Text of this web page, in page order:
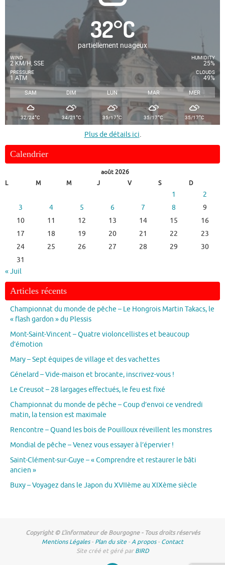
32°C
partiellement nuageux
WIND
2 KM/H, SSE
PRESSURE
1 ATM
HUMIDITY
25%
CLOUDS
49%
SAM DIM LUN MAR MER
32/24°C 34/21°C 35/17°C 35/17°C 35/17°C
Plus de détails ici.
Calendrier
août 2026
L
M M J V S D
1
2
3
4 5 6 7 8
9
10
11 12 13 14 15
16
17
18 19 20 21 22
23
24
25 26 27 28 29
30
31
« Juil
Articles récents
Championnat du monde de pêche – Le Hongrois Martin Takacs, le
« flash gardon » du Plessis
Mont-Saint-Vincent – Quatre violoncellistes et beaucoup
d’émotion
Mary – Sept équipes de village et des vachettes
Génelard – Vide-maison et brocante, inscrivez-vous !
Le Creusot – 28 largages effectués, le feu est fixé
Championnat du monde de pêche – Coup d’envoi ce vendredi
matin, la tension est maximale
Rencontre – Quand les bois de Pouilloux réveillent les monstres
Mondial de pêche – Venez vous essayer à l’épervier !
Saint-Clément-sur-Guye – « Comprendre et restaurer le bâti
ancien »
Buxy – Voyagez dans le Japon du XVIIème au XIXème siècle
Copyright © L'informateur de Bourgogne - Tous droits réservés
Mentions Légales- Plan du site -A propos- Contact
Site créé et géré parBIRD